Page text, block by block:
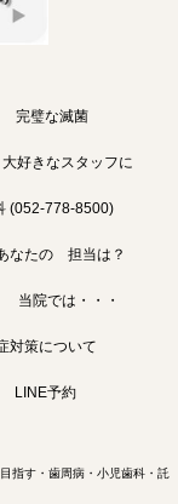
完璧な滅菌
大好きなスタッフに
(052-778-8500)
なたの 担当は？
当院では・・・
対策について
LINE予約
指す・歯周病・小児歯科・託